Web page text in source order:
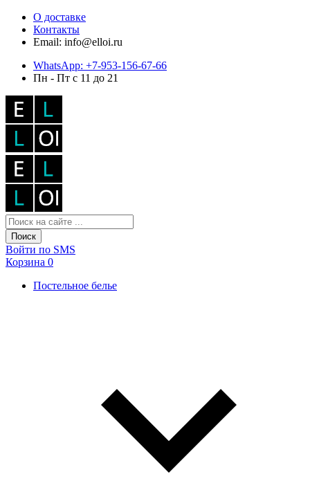
О доставке
Контакты
Email: info@elloi.ru
WhatsApp: +7-953-156-67-66
Пн - Пт с 11 до 21
Поиск
Войти по SMS
Корзина 0
Постельное белье